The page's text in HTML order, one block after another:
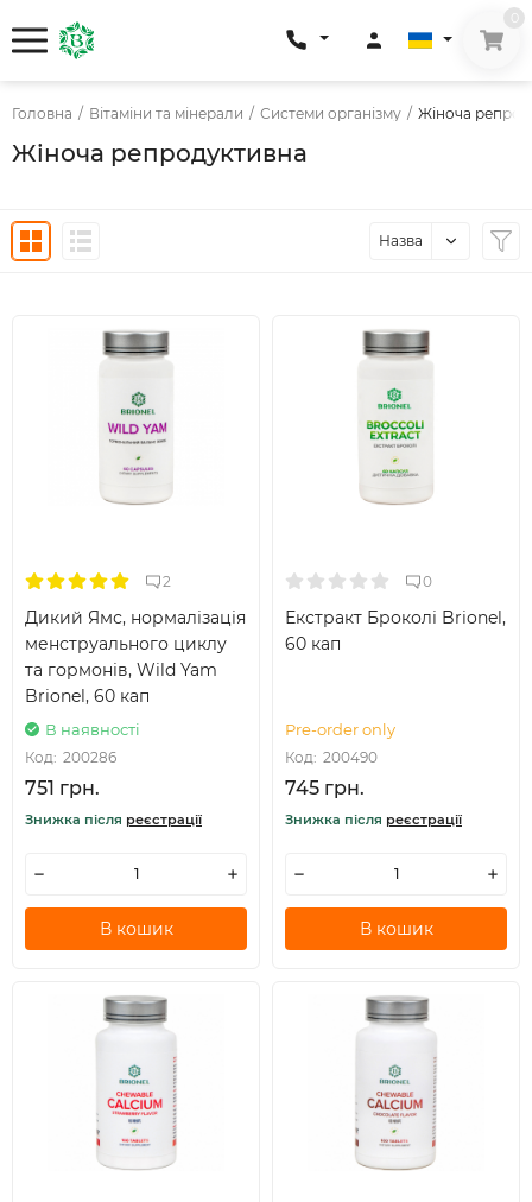
Головна / Вітаміни та мінерали / Системи організму / Жіноча
Жіноча репродуктивна
Назва
2
Дикий Ямс, нормалізація
менструального циклу
та гормонів, Wild Yam
Brionel, 60 кап
В наявності
Код: 200286
751 грн.
Знижка після реєстрації
В кошик
0
Екстракт Броколі Brionel,
60 кап
Pre-order only
Код: 200490
745 грн.
Знижка після реєстрації
В кошик